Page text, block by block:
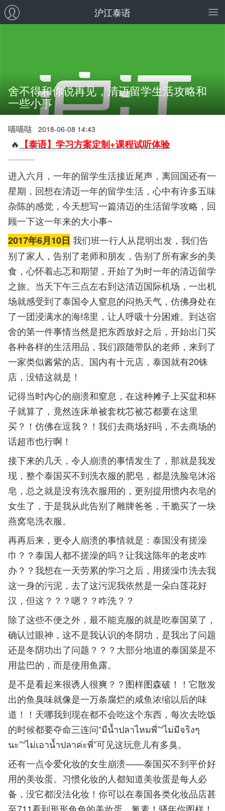
沪江泰语
舍不得和你说再见，清迈留学生活攻略和
一些小事
喵喵哒 2018-06-08 14:43
🔥 【泰语】学习方案定制+课程试听体验
进入六月，一年的留学生活接近尾声，离回国还有一
星期，回想在清迈一年的留学生活，心中有许多五味
杂陈的感觉，今天想写一篇清迈的生活留学攻略，回
顾一下这一年来的大小事~
2017年6月10日 我们班一行人从昆明出发，我们告
别了家人，告别了老师和朋友，告别了所有家乡的美
食，心怀着忐忑和期望，开始了为时一年的清迈留学
之旅。当天下午三点左右到达清迈国际机场，一出机
场就感受到了泰国令人窒息的闷热天气，仿佛身处在
了一团浸满水的海绵里，让人呼吸十分困难。到达宿
舍的第一件事情当然是把东西放好之后，开始出门买
各种各样的生活用品，我们跟随带队的老师，来到了
一家类似酱紫的店。国内有十元店，泰国就有20铢
店，没错这就是！
记得当时内心的崩溃和窒息，在这种摊子上买盆和杯
子就算了，竟然连床单被套枕芯被芯都要在这里
买？！仿佛在逗我？！我们去商场好吗，不去商场的
话超市也行啊！
接下来的几天，令人崩溃的事情发生了，那就是我发
现，整个泰国买不到洗衣服的肥皂，都是洗脸皂沐浴
皂，总之就是没有洗衣服用的，更别提用惯内衣皂的
女生了，于是我从此告别了雕牌爸爸，干脆买了一块
燕窝皂洗衣服。
再再后来，更令人崩溃的事情就是：泰国没有搓澡
巾？？泰国人都不搓澡的吗？让我这陈年的老皮咋
办？？我想在一天劳累的学习之后，用搓澡巾洗去我
这一身的污泥，去了这污泥我依然是一朵白莲花好
汉，但这？？？嗯？？咋洗？？
除了这些不便之外，最不能克服的就是吃泰国菜了，
确认过眼神，这不是我认识的冬阴功，是我出了问题
还是冬阴功出了问题？？？大部分地道的泰国菜是不
用盐巴的，而是使用鱼露。
是不是看起来很诱人很爽？？图样图森破！！它散发
出的鱼臭味就像是一万条腐烂的咸鱼浓缩以后的味
道！！天哪我到现在都不会吃这个东西，每次去吃饭
的时候都要夺命三连问“มีน้ำปลาไหมพี่”“ไม่มีจริงๆ
นะ”“ไม่เอาน้ำปลาค่ะพี่”可见这玩意儿有多臭。
还有一点令爱化妆的女生崩溃——泰国买不到平价好
用的美妆蛋。习惯化妆的人都知道美妆蛋是每人必
备，没它都没法化妆！你可以在泰国各类化妆品店甚